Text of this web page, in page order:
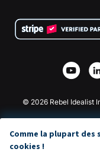
Confidentialité
Partenariat
Bibliothèque
Collecte de fonds
Plugin de don Wix
Application de don
Don Joomla
© 2026 Rebel Idealist
Comme la plupart
cookies !